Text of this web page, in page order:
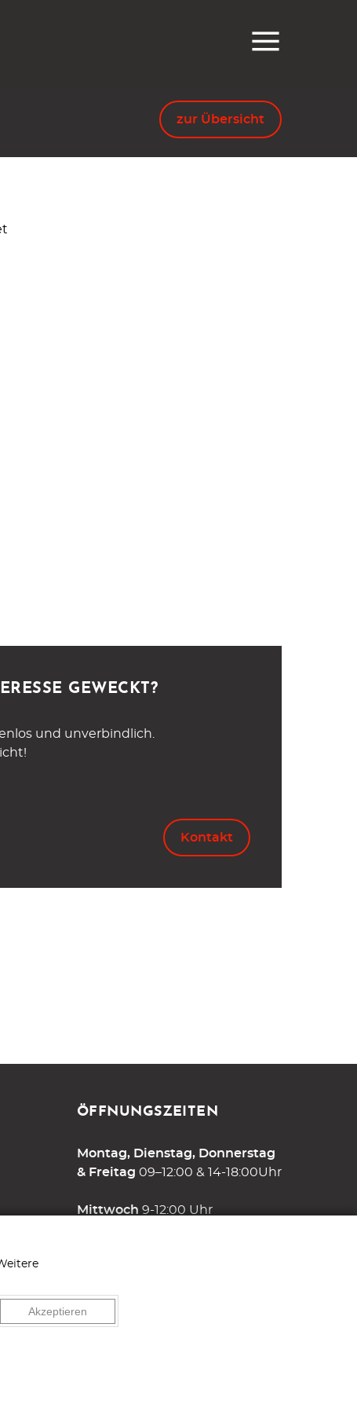
Akzeptieren
zur Übersicht
GEWECKT?
und unverbindlich.
Kontakt
ÖFFNUNGSZEITEN
Montag, Dienstag, Donnerstag
& Freitag 09–12:00 & 14-18:00Uhr
Mittwoch 9-12:00 Uhr